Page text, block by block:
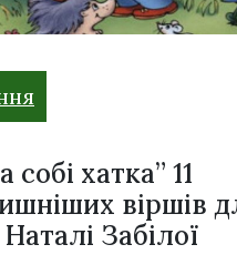
собі хатка” 11
віршів
Забілої